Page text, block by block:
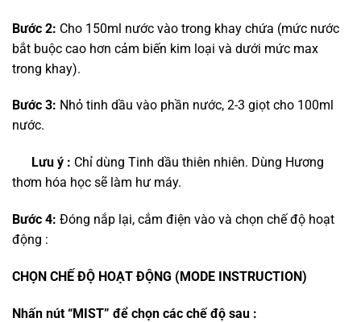
Bước 2: Cho 150ml nước vào trong khay chứa (mức nước
bắt buộc cao hơn cảm biến kim loại và dưới mức max
trong khay).
Bước 3: Nhỏ tinh dầu vào phần nước, 2-3 giọt cho 100ml
nước.
Lưu ý : Chỉ dùng Tinh dầu thiên nhiên. Dùng Hương
thơm hóa học sẽ làm hư máy.
Bước 4: Đóng nắp lại, cắm điện vào và chọn chế độ hoạt
động :
CHỌN CHẾ ĐỘ HOẠT ĐỘNG (MODE INSTRUCTION)
Nhấn nút “MIST” để chọn các chế độ sau :